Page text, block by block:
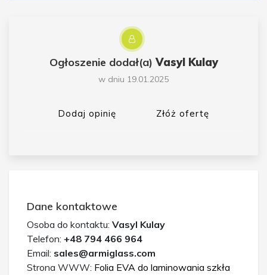
Ogłoszenie dodał(a)Vasyl Kulay
w dniu 19.01.2025
Dodaj opinię Złóż ofertę
Dane kontaktowe
Osoba do kontaktu: Vasyl Kulay
Telefon: +48 794 466 964
Email: sales@armiglass.com
Strona WWW: Folia EVA do laminowania szkła